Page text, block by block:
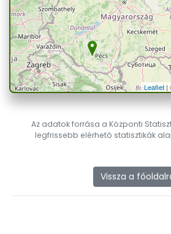
Leaflet|
Az adatok forrása a Központi
legfrissebb elérhető statisztikák
Vissza a